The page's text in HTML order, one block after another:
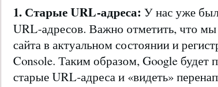
1. Старые URL-адреса: У нас уже
URL-адресов. Важно отметить, что
сайта в актуальном состоянии и
Console. Таким образом, Google будет
старые URL-адреса и «видеть»